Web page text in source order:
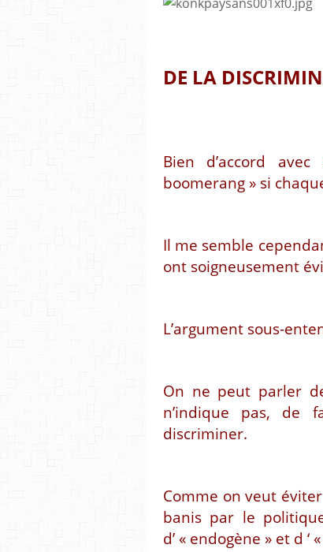
DE LA
Bien d’accord
boomerang » si
Il me semble
ont soigneusement
L’argument sous-
On ne peut parler
n’indique pas, de
discriminer.
Comme on veut
banis par le
d’ « endogène » et d ‘